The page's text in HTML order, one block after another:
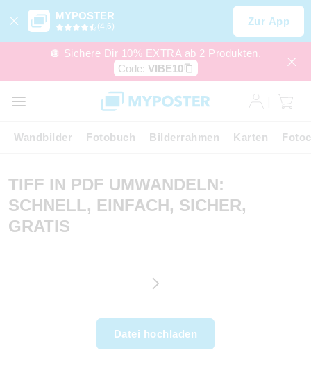
MYPOSTER
(4,6) Zur App
🪩 Sichere Dir 10% EXTRA ab 2 Produkten.
Code: VIBE10
Wandbilder Fotobuch Bilderrahmen Karten
TIFF IN PDF UMWANDELN:
SCHNELL, EINFACH, SICHER,
GRATIS
Datei hochladen